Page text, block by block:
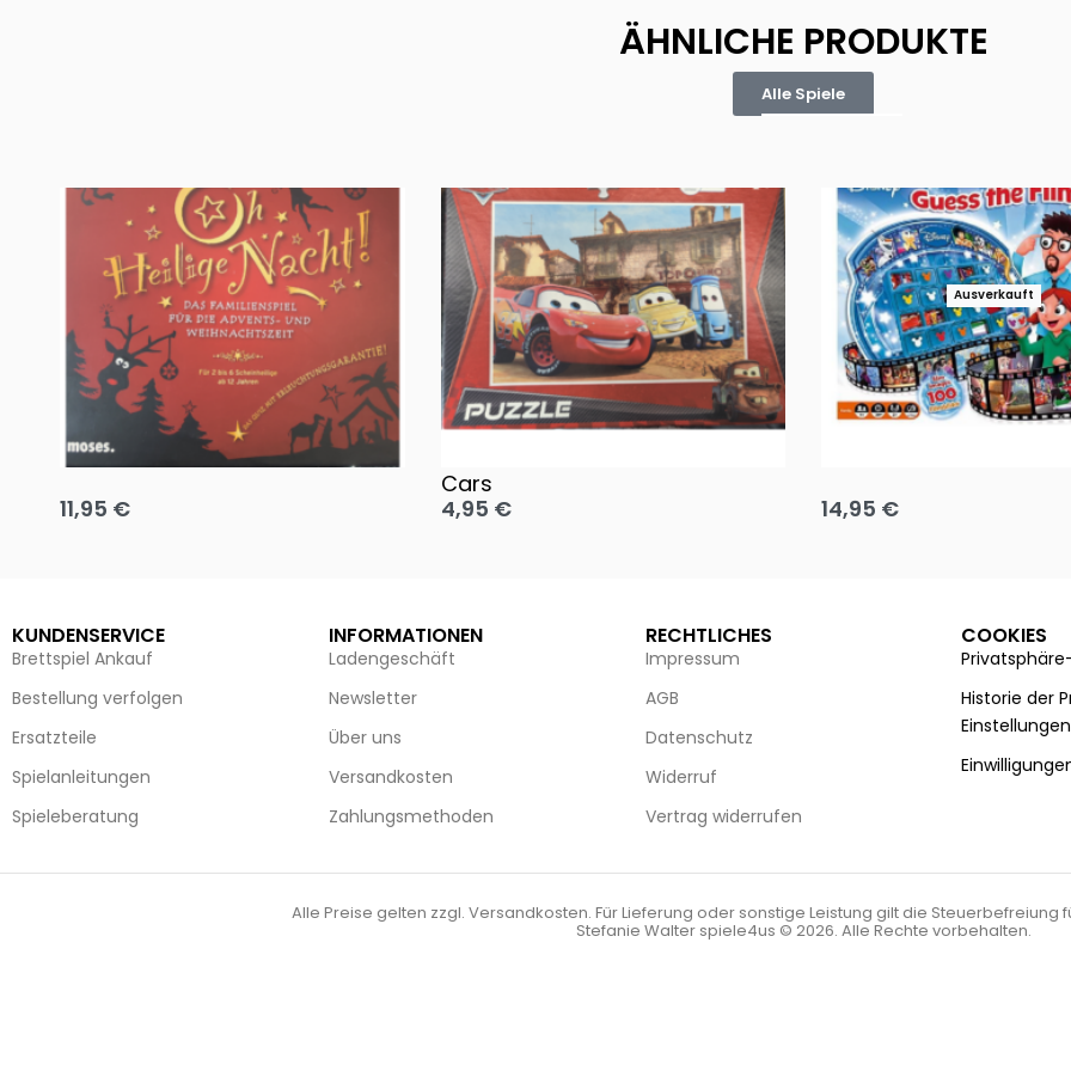
ÄHNLICHE PRODUKTE
Alle Spiele
Oh, heilige Nacht!
11,95 €
Cars
4,95 €
Ausverkauft
14,95 €
KUNDENSERVICE
Brettspiel Ankauf
Bestellung verfolgen
Ersatzteile
Spielanleitungen
Spieleberatung
INFORMATIONEN
Ladengeschäft
Newsletter
Über uns
Versandkosten
Zahlungsmethoden
RECHTLICHES
Impressum
AGB
Datenschutz
Widerruf
Vertrag widerrufen
COOKIES
Historie der
Einstellungen
Alle Preise gelten zzgl. Versandkosten. Für Lieferung oder sonstige Leistung gilt die Steuerbefreiung
Stefanie Walter spiele4us © 2026. Alle Rechte vorbehalten.